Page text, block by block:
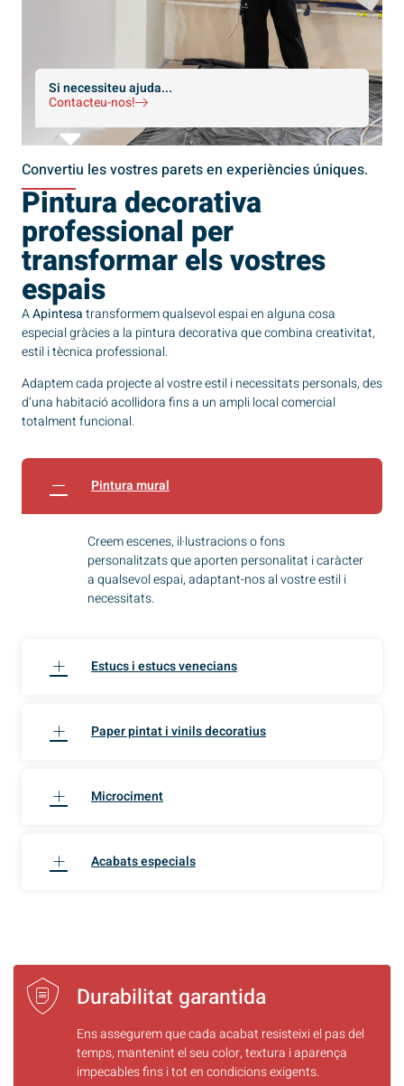
Si necessiteu ajuda...
Contacteu-nos!
Convertiu les vostres parets en experiències úniques.
Pintura decorativa
professional per
transformar els vostres
espais
AApintesatransformem qualsevol espai en alguna cosa
especial gràcies a la pintura decorativa que combina creativitat,
estil i tècnica professional.
Adaptem cada projecte al vostre estil i necessitats personals, des
d’una habitació acollidora fins a un ampli local comercial
totalment funcional.
Pintura mural
Creem escenes, il·lustracions o fons
personalitzats que aporten personalitat i caràcter
a qualsevol espai, adaptant-nos al vostre estil i
necessitats.
Estucs i estucs venecians
Paper pintat i vinils decoratius
Microciment
Acabats especials
Durabilitat garantida
Ens assegurem que cada acabat resisteixi el pas del
temps, mantenint el seu color, textura i aparença
impecables fins i tot en condicions exigents.